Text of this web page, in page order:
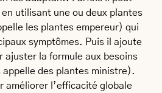
utilisant une ou deux plantes
les plantes empereur) qui
symptômes. Puis il ajoute
ajuster la formule aux besoins
des plantes ministre).
améliorer l’efficacité globale